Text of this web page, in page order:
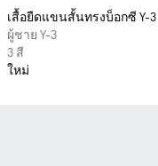
เสื้อยืดแขนสั้นทรงบ็อกซี Y-3
ผู้ชาย Y-3
3 สี
ใหม่